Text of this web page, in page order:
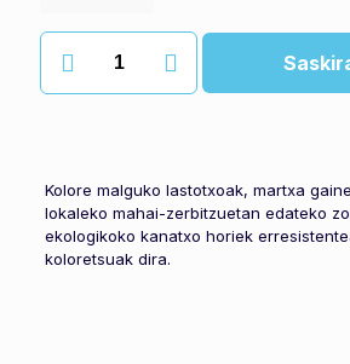
koloretako
kainita
Kolore malguko lastotxoak, martxa
lokaleko mahai-zerbitzuetan edateko
ekologikoko kanatxo horiek
koloretsuak dira.